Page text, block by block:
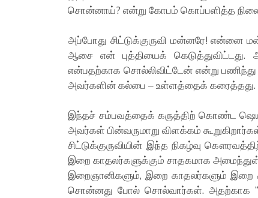
சொன்னாய்? என்று கோபம் கொப்பளித்த
அப்போது சிட்டுக்குருவி மன்னரே! என்னை
ஆசை என் புத்தியைக் கெடுத்துவிட்டது.
என்பதற்காக சொல்லிவிட்டேன் என்று பணிந்து
அவர்களின் கல்பை – உள்ளத்தைக் கரைத்தது.
இந்தச் சம்பவத்தைக் கருத்திற் கொண்ட
அவர்கள் பின்வருமாறு விளக்கம்
சிட்டுக்குருவியின் இந்த நிகழ்வு
இறை காதலர்களுக்கும் சாதகமாக
இறைஞானிகளும், இறை காதலர்களும் இறை
சொன்னது போல் சொல்வார்கள். அதற்காக